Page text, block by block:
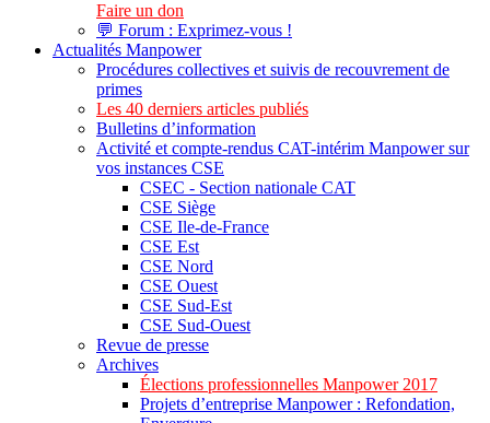
Faire un don
💬 Forum : Exprimez-vous !
Actualités Manpower
Procédures collectives et suivis de recouvrement de
primes
Les 40 derniers articles publiés
Bulletins d’information
Activité et compte-rendus CAT-intérim Manpower sur
vos instances CSE
CSEC - Section nationale CAT
CSE Siège
CSE Ile-de-France
CSE Est
CSE Nord
CSE Ouest
CSE Sud-Est
CSE Sud-Ouest
Revue de presse
Archives
Élections professionnelles Manpower 2017
Projets d’entreprise Manpower : Refondation,